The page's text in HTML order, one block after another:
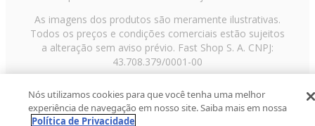
As imagens dos produtos são meramente ilustrativas.
Todos os preços e condições comerciais estão sujeitos
a alteração sem aviso prévio. Fast Shop S. A. CNPJ:
43.708.379/0001-00
Paulo/SP, CEP 02029-001, Telefone: 11 3003-3728 ©
2013 Fast Shop - Todos os direitos reservadosRF
Nós utilizamos cookies para que você tenha uma melhor
experiência de navegação em nosso site. Saiba mais em nossa
Política de Privacidade